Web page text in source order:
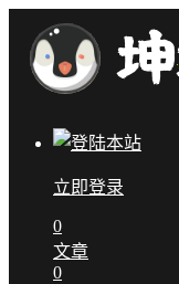
立即登录
0
文章
0